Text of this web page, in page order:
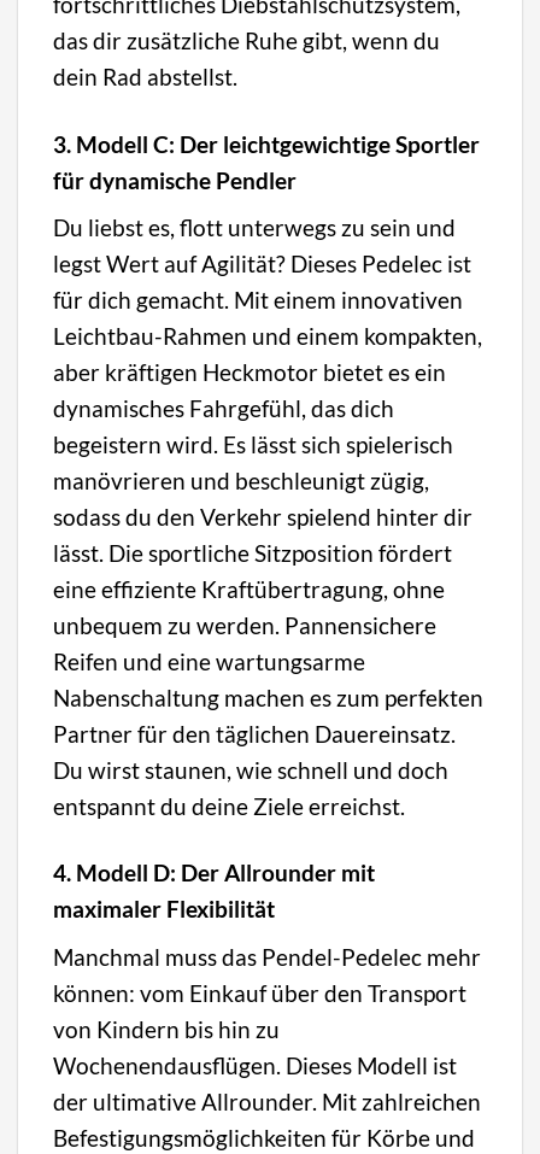
das dir zusätzliche Ruhe gibt, wenn du
dein Rad abstellst.
3. Modell C: Der leichtgewichtige Sportler
für dynamische Pendler
Du liebst es, flott unterwegs zu sein und
legst Wert auf Agilität? Dieses Pedelec ist
für dich gemacht. Mit einem innovativen
Leichtbau-Rahmen und einem kompakten,
aber kräftigen Heckmotor bietet es ein
dynamisches Fahrgefühl, das dich
begeistern wird. Es lässt sich spielerisch
manövrieren und beschleunigt zügig,
sodass du den Verkehr spielend hinter dir
lässt. Die sportliche Sitzposition fördert
eine effiziente Kraftübertragung, ohne
unbequem zu werden. Pannensichere
Reifen und eine wartungsarme
Nabenschaltung machen es zum perfekten
Partner für den täglichen Dauereinsatz.
Du wirst staunen, wie schnell und doch
entspannt du deine Ziele erreichst.
4. Modell D: Der Allrounder mit
maximaler Flexibilität
Manchmal muss das Pendel-Pedelec mehr
können: vom Einkauf über den Transport
von Kindern bis hin zu
Wochenendausflügen. Dieses Modell ist
der ultimative Allrounder. Mit zahlreichen
Befestigungsmöglichkeiten für Körbe und